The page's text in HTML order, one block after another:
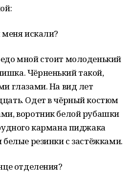
искали?
мной стоит молоденький
Чёрненький такой,
глазами. На вид лет
Одет в чёрный костюм
воротник белой рубашки
кармана пиджака
белые резинки с застёжками.
отделения?